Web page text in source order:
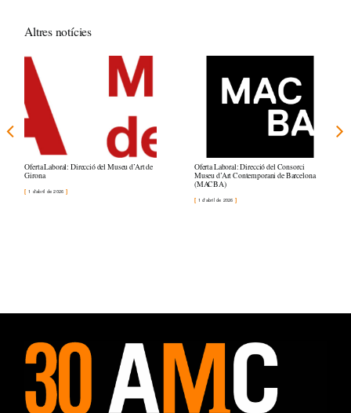
Altres notícies
Oferta Laboral: Direcció del Museu d’Art de
Girona
1 d'abril de 2026
Oferta Laboral: Direcció del Consorci
Museu d’Art Contemporani de Barcelona
(MACBA)
1 d'abril de 2026